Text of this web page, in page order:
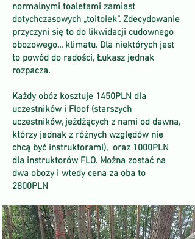
normalnymi toaletami zamiast
dotychczasowych „toitoiek”. Zdecydowanie
przyczyni się to do likwidacji cudownego
obozowego... klimatu. Dla niektórych jest
to powód do radości, Łukasz jednak
rozpacza.
Każdy obóz kosztuje 1450PLN dla
uczestników i Floof (starszych
uczestników, jeżdżących z nami od dawna,
którzy jednak z różnych względów nie
chcą być instruktorami), oraz 1000PLN
dla instruktorów FLO. Można zostać na
dwa obozy i wtedy cena za oba to
2800PLN